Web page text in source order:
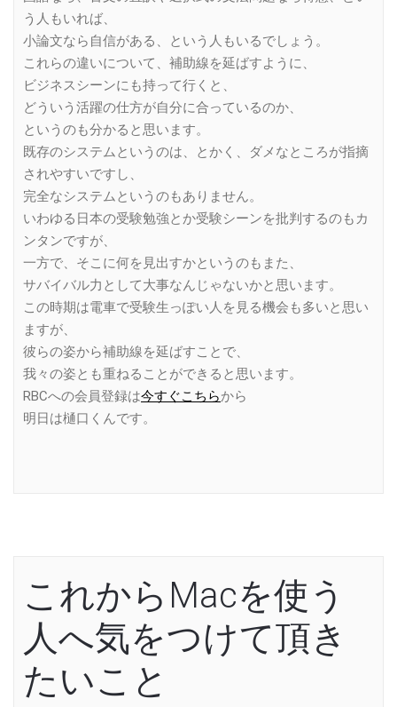
う人もいれば、
小論文なら自信がある、という人もいるでしょう。
これらの違いについて、補助線を延ばすように、
ビジネスシーンにも持って行くと、
どういう活躍の仕方が自分に合っているのか、
というのも分かると思います。
既存のシステムというのは、とかく、ダメなところが指摘
されやすいですし、
完全なシステムというのもありません。
いわゆる日本の受験勉強とか受験シーンを批判するのもカ
ンタンですが、
一方で、そこに何を見出すかというのもまた、
サバイバル力として大事なんじゃないかと思います。
この時期は電車で受験生っぽい人を見る機会も多いと思い
ますが、
彼らの姿から補助線を延ばすことで、
我々の姿とも重ねることができると思います。
RBCへの会員登録は今すぐこちらから
明日は樋口くんです。
これからMacを使う
人へ気をつけて頂き
たいこと